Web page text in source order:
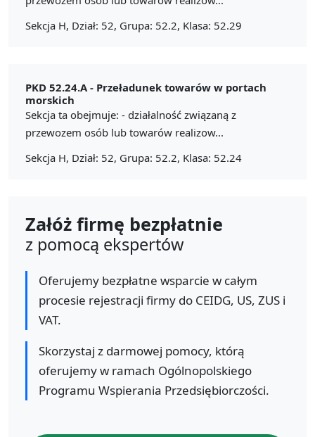
Sekcja H, Dział: 52, Grupa: 52.2, Klasa: 52.29
PKD 52.24.A - Przeładunek towarów w portach
morskich
Sekcja ta obejmuje: - działalność związaną z
przewozem osób lub towarów realizow...
Sekcja H, Dział: 52, Grupa: 52.2, Klasa: 52.24
Załóż firmę bezpłatnie
z pomocą ekspertów
Oferujemy bezpłatne wsparcie w całym
procesie rejestracji firmy do CEIDG, US, ZUS i
VAT.
Skorzystaj z darmowej pomocy, którą
oferujemy w ramach Ogólnopolskiego
Programu Wspierania Przedsiębiorczości.